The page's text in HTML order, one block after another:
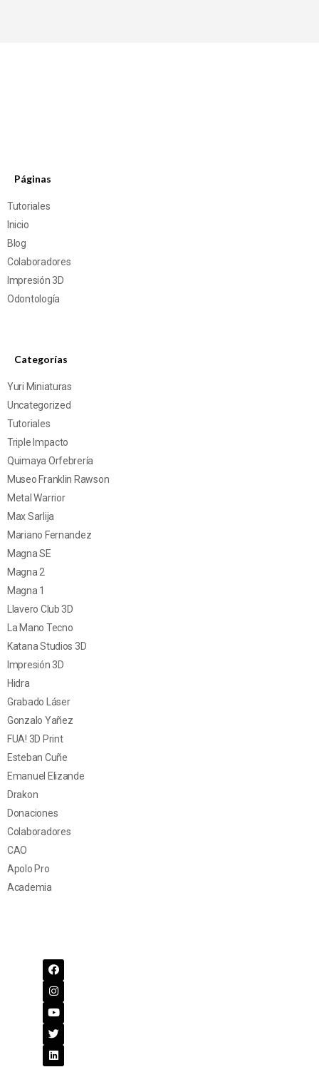
Páginas
Tutoriales
Inicio
Blog
Colaboradores
Impresión 3D
Odontología
Categorías
Yuri Miniaturas
Uncategorized
Tutoriales
Triple Impacto
Quimaya Orfebrería
Museo Franklin Rawson
Metal Warrior
Max Sarlija
Mariano Fernandez
Magna SE
Magna 2
Magna 1
Llavero Club 3D
La Mano Tecno
Katana Studios 3D
Impresión 3D
Hidra
Grabado Láser
Gonzalo Yañez
FUA! 3D Print
Esteban Cuñe
Emanuel Elizande
Drakon
Donaciones
Colaboradores
CAO
Apolo Pro
Academia